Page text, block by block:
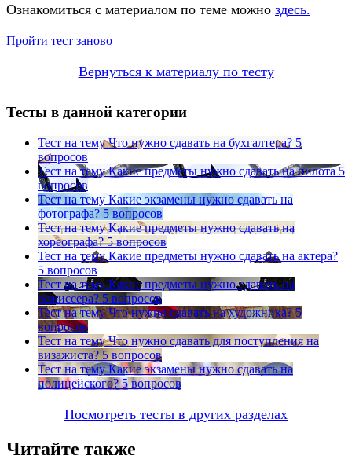
Ознакомиться с материалом по теме можно здесь.
Пройти тест заново
Вернуться к материалу по тесту
Тесты в данной категории
Тест на тему Что нужно сдавать на бухгалтера? 5
вопросов
Тест на тему Какие предметы нужно сдавать на пилота 5
вопросов
Тест на тему Какие экзамены нужно сдавать на
фотографа? 5 вопросов
Тест на тему Какие предметы нужно сдавать на
хореографа? 5 вопросов
Тест на тему Какие предметы нужно сдавать на актера?
5 вопросов
Тест на тему Какие предметы нужно сдавать на
режиссера? 5 вопросов
Тест на тему Что нужно сдавать на художника? 5
вопросов
Тест на тему Что нужно сдавать для поступления на
визажиста? 5 вопросов
Тест на тему Какие экзамены нужно сдавать на
полицейского? 5 вопросов
Посмотреть тесты в других разделах
Читайте также